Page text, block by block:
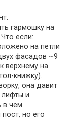
гармошку на
если:
на петли
фасадов ~9
верхнему на
книжку).
она давит
и
в чем
но его